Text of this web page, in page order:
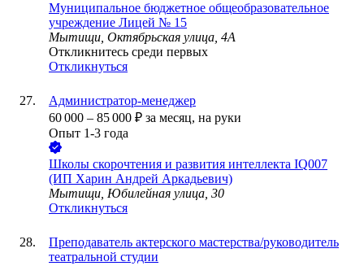
Муниципальное бюджетное общеобразовательное
учреждение Лицей № 15
Мытищи, Октябрьская улица, 4А
Откликнитесь среди первых
Откликнуться
Администратор-менеджер
60 000 – 85 000 ₽ за месяц, на руки
Опыт 1-3 года
Школы скорочтения и развития интеллекта IQ007
(ИП Харин Андрей Аркадьевич)
Мытищи, Юбилейная улица, 30
Откликнуться
Преподаватель актерского мастерства/руководитель
театральной студии